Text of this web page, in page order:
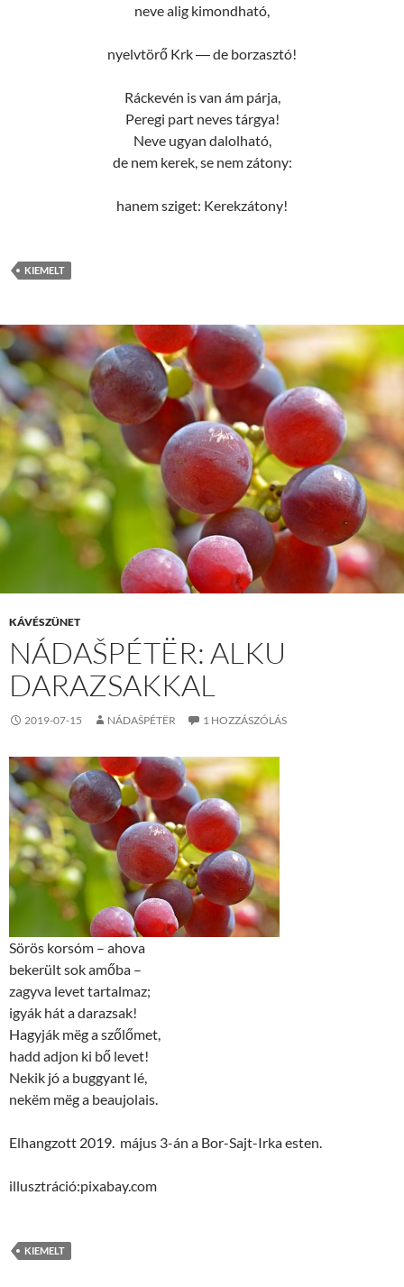
neve alig kimondható,
nyelvtörő Krk ― de borzasztó!
Ráckevén is van ám párja,
Peregi part neves tárgya!
Neve ugyan dalolható,
de nem kerek, se nem zátony:
hanem sziget: Kerekzátony!
KIEMELT
KÁVÉSZÜNET
NÁDAŠPÉTËR: ALKU
DARAZSAKKAL
2019-07-15 NÁDAŠPÉTËR 1 HOZZÁSZÓLÁS
Sörös korsóm – ahova
bekerült sok amőba –
zagyva levet tartalmaz;
igyák hát a darazsak!
Hagyják mëg a szőlőmet,
hadd adjon ki bő levet!
Nekik jó a buggyant lé,
nekëm mëg a beaujolais.
Elhangzott 2019. május 3-án a Bor-Sajt-Irka esten.
illusztráció:pixabay.com
KIEMELT